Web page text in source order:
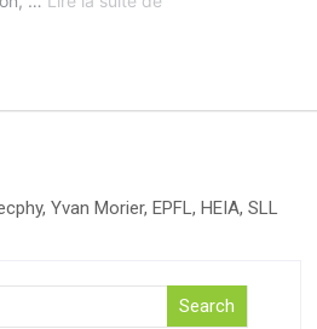
Yvan Morier, EPFL, HEIA, SLL